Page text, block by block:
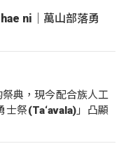
ni｜萬山部落勇
典，現今配合族人工
祭(Ta‘avala)」凸顯